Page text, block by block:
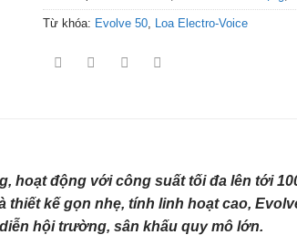
Từ khóa: Evolve 50, Loa Electro-Voice
hoạt động với công suất tối đa lên tới
kế gọn nhẹ, tính linh hoạt cao,
hội trường, sân khấu quy mô lớn.